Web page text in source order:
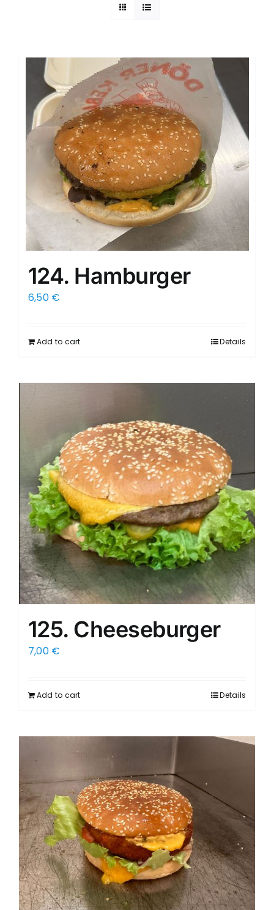
124. Hamburger
6,50 €
Add to cart Details
125. Cheeseburger
7,00 €
Add to cart Details